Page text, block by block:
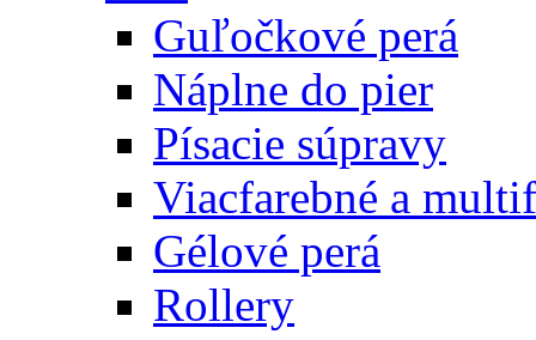
Guľočkové perá
Náplne do pier
Písacie súpravy
Viacfarebné a
Gélové perá
Rollery